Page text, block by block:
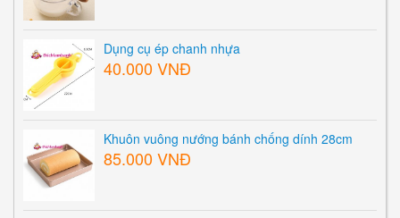
Dụng cụ ép chanh nhựa
40.000 VNĐ
Khuôn vuông nướng bánh chống dính 28cm
85.000 VNĐ